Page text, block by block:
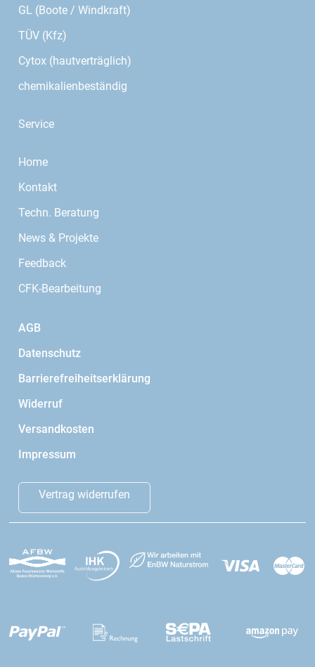
GL (Boote / Windkraft)
TÜV (Kfz)
Cytox (hautverträglich)
chemikalienbeständig
Service
Home
Kontakt
Techn. Beratung
News & Projekte
Feedback
CFK-Bearbeitung
AGB
Datenschutz
Barrierefreiheitserklärung
Widerruf
Versandkosten
Impressum
Vertrag widerrufen